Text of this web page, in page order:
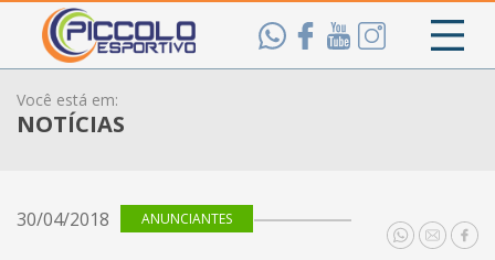
Você está em:
NOTÍCIAS
30/04/2018 ANUNCIANTES